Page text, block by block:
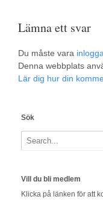
Lämna ett svar
Du måste vara
Denna webbplats
Lär dig hur din
Sök
Vill du bli medlem
Klicka på länken för att